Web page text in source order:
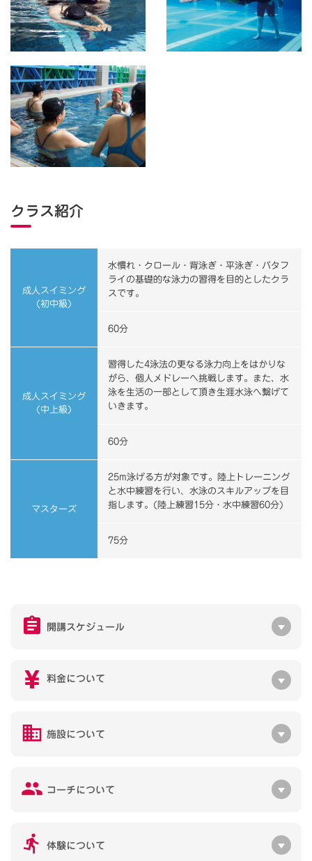
クラス紹介
成人スイミング
(初中級)
水慣れ・クロール・背泳ぎ・平泳ぎ・バタフ
ライの基礎的な泳力の習得を目的としたクラ
スです。
60分
成人スイミング
(中上級)
習得した4泳法の更なる泳力向上をはかりな
がら、個人メドレーへ挑戦します。また、水
泳を生活の一部として頂き生涯水泳へ繋げて
いきます。
60分
マスターズ
25m泳げる方が対象です。陸上トレーニング
と水中練習を行い、水泳のスキルアップを目
指します。(陸上練習15分・水中練習60分)
75分
開講スケジュール
料金について
施設について
コーチについて
体験について